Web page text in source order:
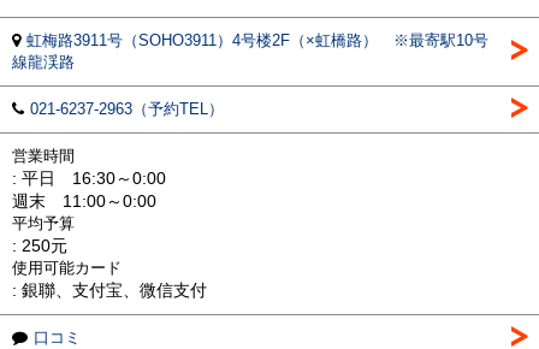
虹梅路3911号（SOHO3911）4号楼2F（×虹橋路） ※最寄駅10号
線龍渓路
021-6237-2963（予約TEL）
営業時間
: 平日 16:30～0:00
週末 11:00～0:00
平均予算
: 250元
使用可能カード
: 銀聯、支付宝、微信支付
口コミ